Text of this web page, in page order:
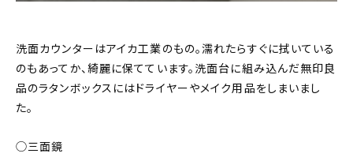
洗面カウンターはアイカ工業のもの。濡れたらすぐに拭いている
のもあってか、綺麗に保てています。洗面台に組み込んだ無印良
品のラタンボックスにはドライヤーやメイク用品をしまいまし
た。
◯三面鏡